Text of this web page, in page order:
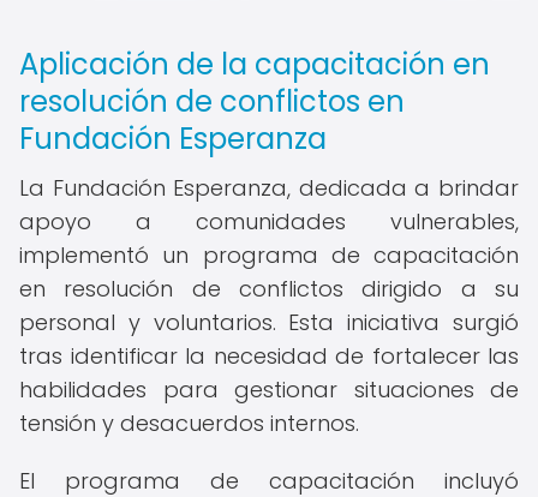
Aplicación de la capacitación en
resolución de conflictos en
Fundación Esperanza
La Fundación Esperanza, dedicada a brindar
apoyo a comunidades vulnerables,
implementó un programa de capacitación
en resolución de conflictos dirigido a su
personal y voluntarios. Esta iniciativa surgió
tras identificar la necesidad de fortalecer las
habilidades para gestionar situaciones de
tensión y desacuerdos internos.
El programa de capacitación incluyó